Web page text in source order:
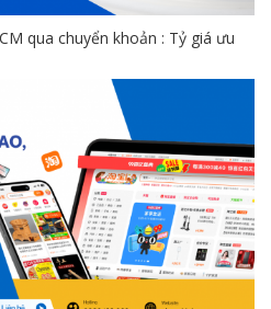
qua chuyển khoản : Tỷ giá ưu